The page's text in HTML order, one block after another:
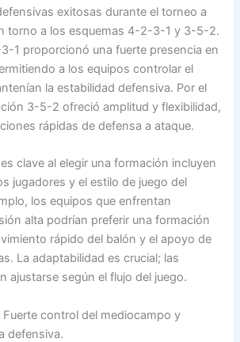
exitosas durante el torneo a
torno a los esquemas 4-2-3-1 y 3-5-2.
1 proporcionó una fuerte presencia en
a los equipos controlar el
la estabilidad defensiva. Por el
3-5-2 ofreció amplitud y flexibilidad,
rápidas de defensa a ataque.
clave al elegir una formación incluyen
jugadores y el estilo de juego del
los equipos que enfrentan
alta podrían preferir una formación
rápido del balón y el apoyo de
La adaptabilidad es crucial; las
ajustarse según el flujo del juego.
control del mediocampo y
defensiva.